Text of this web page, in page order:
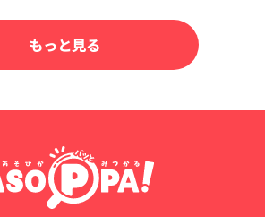
もっと見る